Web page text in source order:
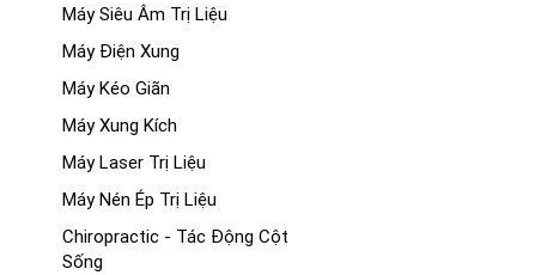
Máy Siêu Âm Trị Liệu
Máy Điện Xung
Máy Kéo Giãn
Máy Xung Kích
Máy Laser Trị Liệu
Máy Nén Ép Trị Liệu
Chiropractic - Tác Động Cột
Sống